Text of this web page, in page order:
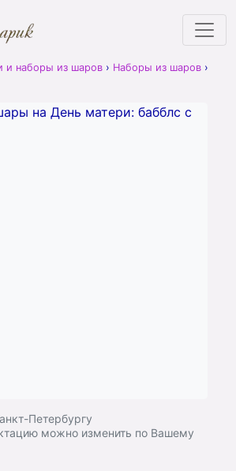
и наборы из шаров › Наборы из шаров ›
Петербургу
можно изменить по Вашему